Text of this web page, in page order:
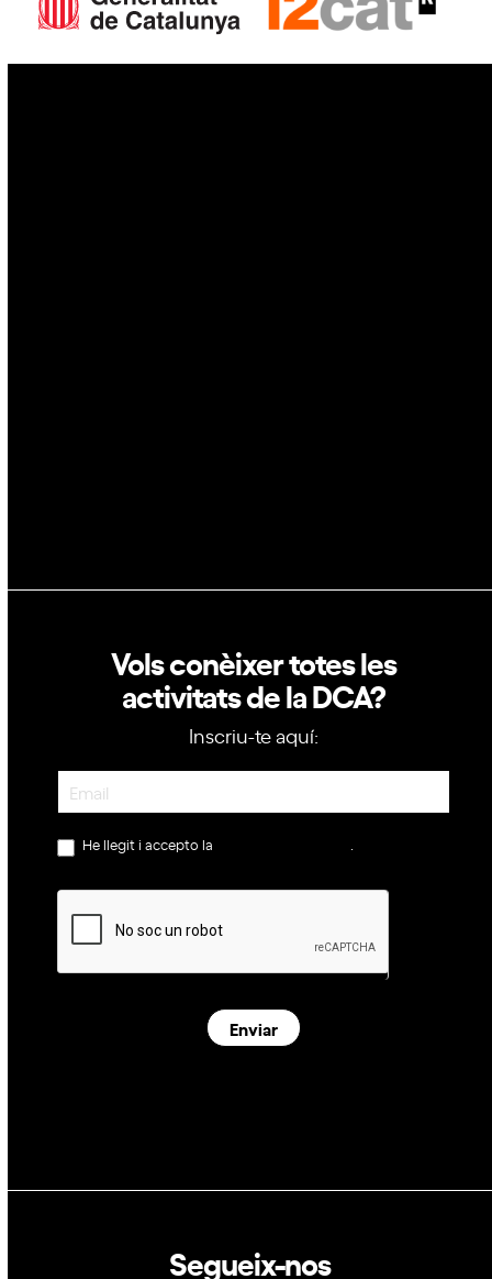
Vols conèixer totes les
activitats de la DCA?
Inscriu-te aquí:
Newsletter
He llegit i accepto la
Enviar
Segueix-nos